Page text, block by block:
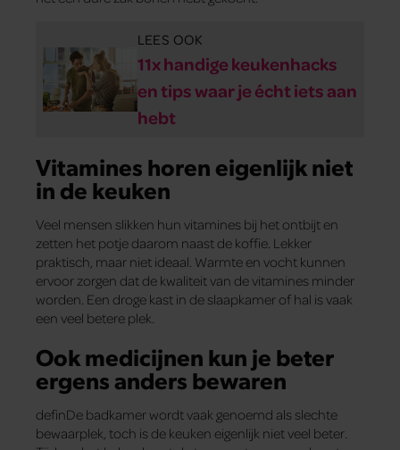
LEES OOK
11x handige keukenhacks
en tips waar je écht iets aan
hebt
Vitamines horen eigenlijk niet
in de keuken
Veel mensen slikken hun vitamines bij het ontbijt en
zetten het potje daarom naast de koffie. Lekker
praktisch, maar niet ideaal. Warmte en vocht kunnen
ervoor zorgen dat de kwaliteit van de vitamines minder
worden. Een droge kast in de slaapkamer of hal is vaak
een veel betere plek.
Ook medicijnen kun je beter
ergens anders bewaren
definDe badkamer wordt vaak genoemd als slechte
bewaarplek, toch is de keuken eigenlijk niet veel beter.